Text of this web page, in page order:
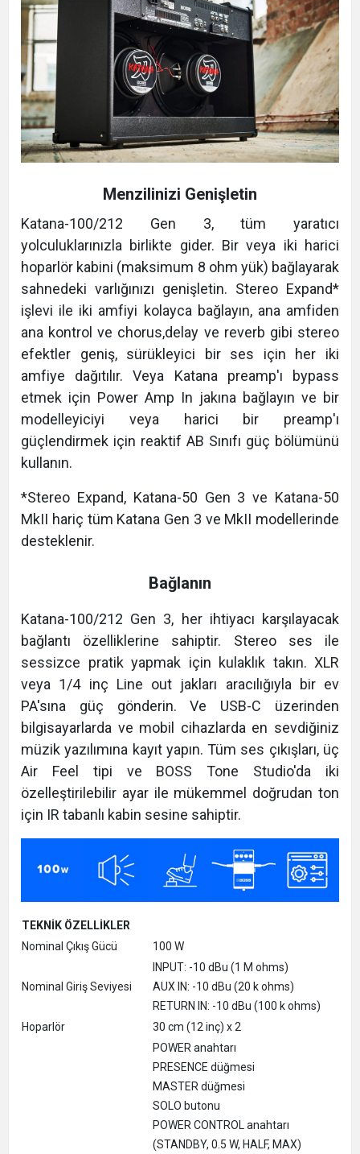
Menzilinizi Genişletin
Katana-100/212 Gen 3, tüm yaratıcı
yolculuklarınızla birlikte gider. Bir veya iki harici
hoparlör kabini (maksimum 8 ohm yük) bağlayarak
sahnedeki varlığınızı genişletin. Stereo Expand*
işlevi ile iki amfiyi kolayca bağlayın, ana amfiden
ana kontrol ve chorus,delay ve reverb gibi stereo
efektler geniş, sürükleyici bir ses için her iki
amfiye dağıtılır. Veya Katana preamp'ı bypass
etmek için Power Amp In jakına bağlayın ve bir
modelleyiciyi veya harici bir preamp'ı
güçlendirmek için reaktif AB Sınıfı güç bölümünü
kullanın.
*Stereo Expand, Katana-50 Gen 3 ve Katana-50
MkII hariç tüm Katana Gen 3 ve MkII modellerinde
desteklenir.
Bağlanın
Katana-100/212 Gen 3, her ihtiyacı karşılayacak
bağlantı özelliklerine sahiptir. Stereo ses ile
sessizce pratik yapmak için kulaklık takın. XLR
veya 1/4 inç Line out jakları aracılığıyla bir ev
PA'sına güç gönderin. Ve USB-C üzerinden
bilgisayarlarda ve mobil cihazlarda en sevdiğiniz
müzik yazılımına kayıt yapın. Tüm ses çıkışları, üç
Air Feel tipi ve BOSS Tone Studio'da iki
özelleştirilebilir ayar ile mükemmel doğrudan ton
için IR tabanlı kabin sesine sahiptir.
TEKNİK ÖZELLİKLER
Nominal Çıkış Gücü
100 W
Nominal Giriş Seviyesi
INPUT: -10 dBu (1 M ohms)
AUX IN: -10 dBu (20 k ohms)
RETURN IN: -10 dBu (100 k ohms)
Hoparlör
30 cm (12 inç) x 2
POWER anahtarı
PRESENCE düğmesi
MASTER düğmesi
SOLO butonu
POWER CONTROL anahtarı
(STANDBY, 0.5 W, HALF, MAX)